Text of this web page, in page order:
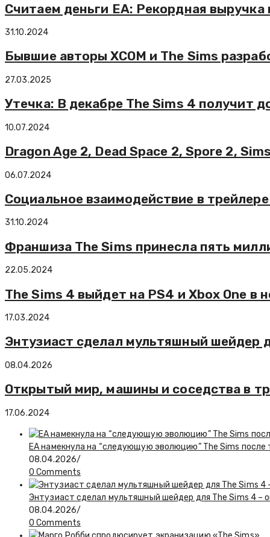
Считаем деньги EA: Рекордная выручка
31.10.2024
Бывшие авторы XCOM и The Sims
27.03.2025
Утечка: В декабре The Sims 4 получит
10.07.2024
Dragon Age 2, Dead Space 2, Spore 2,
06.07.2024
Социальное взаимодействие в
31.10.2024
Франшиза The Sims принесла пять
22.05.2024
The Sims 4 выйдет на PS4 и Xbox One в
17.03.2024
Энтузиаст сделал мультяшный шейдер
08.04.2026
Открытый мир, машины и соседства в
17.06.2024
EA намекнула на “следующую эволюцию” The Sims после
08.04.2026/
0 Comments
Энтузиаст сделал мультяшный шейдер для The Sims 4 –
08.04.2026/
0 Comments